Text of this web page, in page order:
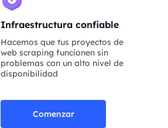
Infraestructura confiable
Hacemos que tus proyectos de
web scraping funcionen sin
problemas con un alto nivel de
disponibilidad
Comenzar